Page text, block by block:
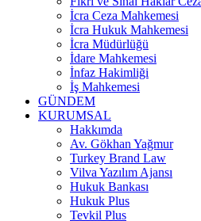
İcra Ceza Mahkemesi
İcra Hukuk Mahkemesi
İcra Müdürlüğü
İdare Mahkemesi
İnfaz Hakimliği
İş Mahkemesi
GÜNDEM
KURUMSAL
Hakkımda
Av. Gökhan Yağmur
Turkey Brand Law
Vilva Yazılım Ajansı
Hukuk Bankası
Hukuk Plus
Tevkil Plus